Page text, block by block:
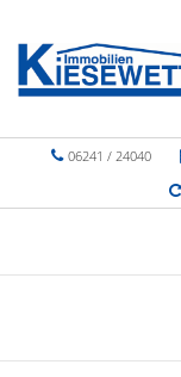
06241 / 24040